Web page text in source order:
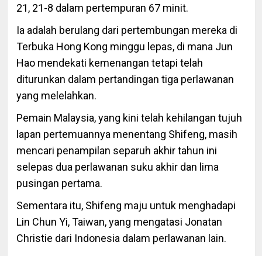
21, 21-8 dalam pertempuran 67 minit.
Ia adalah berulang dari pertembungan mereka di
Terbuka Hong Kong minggu lepas, di mana Jun
Hao mendekati kemenangan tetapi telah
diturunkan dalam pertandingan tiga perlawanan
yang melelahkan.
Pemain Malaysia, yang kini telah kehilangan tujuh
lapan pertemuannya menentang Shifeng, masih
mencari penampilan separuh akhir tahun ini
selepas dua perlawanan suku akhir dan lima
pusingan pertama.
Sementara itu, Shifeng maju untuk menghadapi
Lin Chun Yi, Taiwan, yang mengatasi Jonatan
Christie dari Indonesia dalam perlawanan lain.